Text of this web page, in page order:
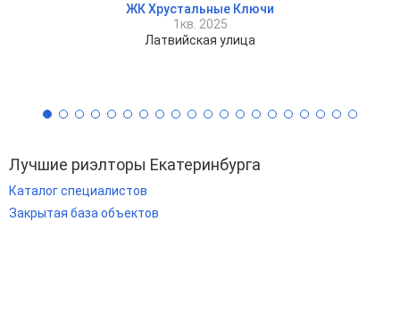
ЖК Хрустальные Ключи
1кв. 2025
Латвийская улица
Лучшие риэлторы Екатеринбурга
Каталог специалистов
Закрытая база объектов